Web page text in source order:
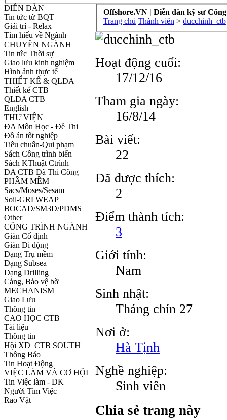
DIỄN ĐÀN
Tin tức từ BQT
Giải trí - Relax
Tìm hiểu về Ngành
CHUYÊN NGÀNH
Tin tức Thời sự
Giao lưu kinh nghiệm
Hình ảnh thực tế
THIẾT KẾ & QLDA
Thiết kế CTB
QLDA CTB
English
THƯ VIỆN
ĐA Môn Học - Đề Thi
Đồ án tốt nghiệp
Tiêu chuẩn-Qui phạm
Sách Công trình biển
Sách KThuật Ctrình
DA CTB Đã Thi Công
PHẦM MỀM
Sacs/Moses/Sesam
Soil-GRLWEAP
BOCAD/SM3D/PDMS
Other
CÔNG TRÌNH NGÀNH
Giàn Cố định
Giàn Di động
Dạng Trụ mềm
Dạng Subsea
Dạng Drilling
Cảng, Bảo vệ bờ
MECHANISM
Giao Lưu
Thông tin
CAO HỌC CTB
Tài liệu
Thông tin
Hội XD_CTB SOUTH
Thông Báo
Tin Hoạt Động
VIỆC LÀM VÀ CƠ HỘI
Tin Việc làm - DK
Người Tìm Việc
Rao Vặt
Offshore.VN | Diễn đàn kỹ sư
Trang chủ Thành viên > ducchinh_ctb
Hoạt động cuối:
17/12/16
Tham gia ngày:
16/8/14
Bài viết:
22
Đã được thích:
2
Điểm thành tích:
3
Giới tính:
Nam
Sinh nhật:
Tháng chín 27
Nơi ở:
Hà Tịnh
Nghề nghiệp:
Sinh viên
Chia sẻ trang này